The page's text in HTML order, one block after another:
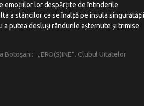
emoțiilor lor despărțite de întinderile
a stâncilor ce se înalță pe insula singurătății
a putea desluși rândurile așternute și trimise
Botoșani: „ERO(S)INE”. Clubul Uitatelor